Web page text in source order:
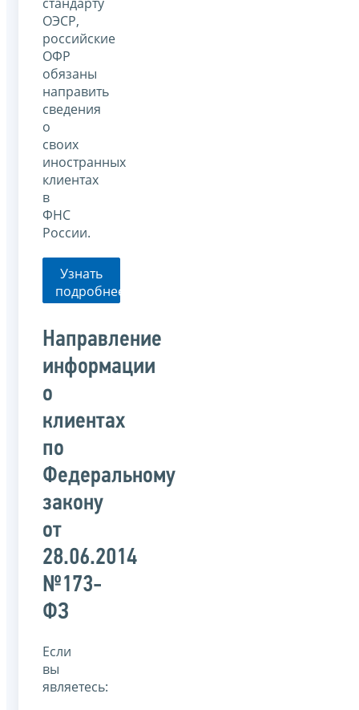
ОЭСР,
российские
ОФР
обязаны
направить
сведения
о
своих
иностранных
клиентах
в
ФНС
России.
Узнать
подробнее
Направление
информации
о
клиентах
по
Федеральному
закону
от
28.06.2014
№173-
ФЗ
Если
вы
являетесь: